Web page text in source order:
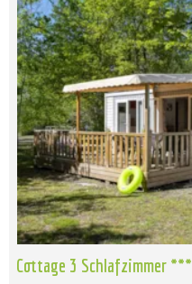
Cottage 3 Schlafzimmer ***